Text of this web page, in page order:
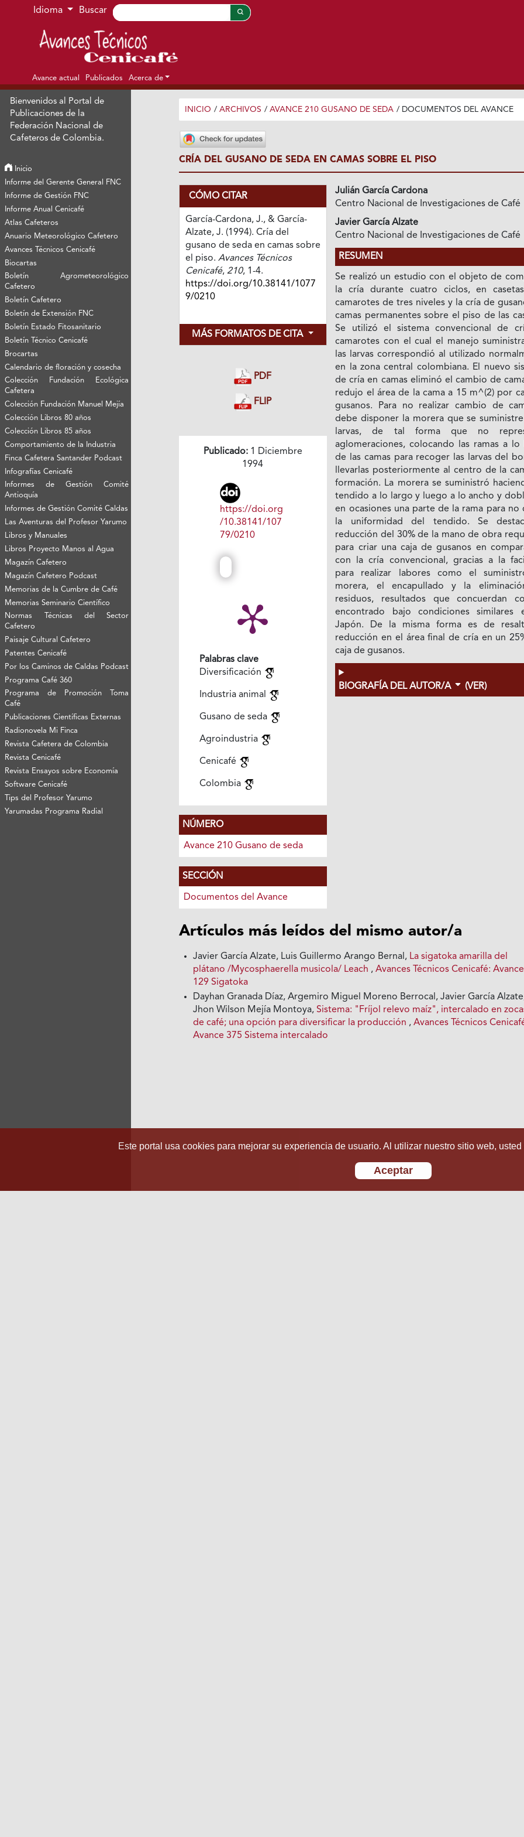
Ir al menú de navegación principal
Ir al contenido principal
Ir al pie de página del sitio
Idioma Buscar
Avance actual Publicados Acerca de
Bienvenidos al Portal de
Publicaciones de la
Federación Nacional de
Cafeteros de Colombia.
Inicio
Informe del Gerente General FNC
Informe de Gestión FNC
Informe Anual Cenicafé
Atlas Cafeteros
Anuario Meteorológico Cafetero
Avances Técnicos Cenicafé
Biocartas
Boletín Agrometeorológico
Cafetero
Boletín Cafetero
Boletín de Extensión FNC
Boletín Estado Fitosanitario
Boletín Técnico Cenicafé
Brocartas
Calendario de floración y cosecha
Colección Fundación Ecológica
Cafetera
Colección Fundación Manuel Mejía
Colección Libros 80 años
Colección Libros 85 años
Comportamiento de la Industria
Finca Cafetera Santander Podcast
Infografías Cenicafé
Informes de Gestión Comité
Antioquía
Informes de Gestión Comité Caldas
Las Aventuras del Profesor Yarumo
Libros y Manuales
Libros Proyecto Manos al Agua
Magazín Cafetero
Magazín Cafetero Podcast
Memorias de la Cumbre de Café
Memorias Seminario Científico
Normas Técnicas del Sector
Cafetero
Paisaje Cultural Cafetero
Patentes Cenicafé
Por los Caminos de Caldas Podcast
Programa Café 360
Programa de Promoción Toma
Café
Publicaciones Científicas Externas
Radionovela Mi Finca
Revista Cafetera de Colombia
Revista Cenicafé
Revista Ensayos sobre Economía
Software Cenicafé
Tips del Profesor Yarumo
Yarumadas Programa Radial
INICIO / ARCHIVOS / AVANCE 210 GUSANO DE SEDA / DOCUMENTOS DEL AVANCE
CRÍA DEL GUSANO DE SEDA EN CAMAS SOBRE EL PISO
CÓMO CITAR
García-Cardona, J., & García-
Alzate, J. (1994). Cría del
gusano de seda en camas sobre
el piso. Avances Técnicos
Cenicafé, 210, 1-4.
https://doi.org/10.38141/1077
9/0210
MÁS FORMATOS DE CITA
PDF
FLIP
Publicado:1 Diciembre
1994
https://doi.org
/10.38141/107
79/0210
Palabras clave
Diversificación
Industria animal
Gusano de seda
Agroindustria
Cenicafé
Colombia
NÚMERO
Avance 210 Gusano de seda
SECCIÓN
Documentos del Avance
Julián García Cardona
Centro Nacional de Investigaciones de Café
Javier García Alzate
Centro Nacional de Investigaciones de Café
RESUMEN
Se realizó un estudio con el objeto de
la cría durante cuatro ciclos, en
camarotes de tres niveles y la cría de
camas permanentes sobre el piso de las
Se utilizó el sistema convencional de
camarotes con el cual el manejo
las larvas correspondió al utilizado
en la zona central colombiana. El nuevo
de cría en camas eliminó el cambio de
redujo el área de la cama a 15 m^(2) por
gusanos. Para no realizar cambio de
debe disponer la morera que se
larvas, de tal forma que no
aglomeraciones, colocando las ramas a lo
de las camas para recoger las larvas del
llevarlas posteriormente al centro de la
formación. La morera se suministró
tendido a lo largo y luego a lo ancho y
en ocasiones una parte de la rama para no
la uniformidad del tendido. Se
reducción del 30% de la mano de obra
para criar una caja de gusanos en
con la cría convencional, gracias a la
para realizar labores como el
morera, el encapullado y la
residuos, resultados que concuerdan
encontrado bajo condiciones similares
Japón. De la misma forma es de
reducción en el área final de cría en un
caja de gusanos.
BIOGRAFÍA DEL AUTOR/A (VER)
Artículos más leídos del mismo autor/a
Javier García Alzate, Luis Guillermo Arango Bernal, La sigatoka amarilla del
plátano /Mycosphaerella musicola/ Leach ,Avances Técnicos Cenicafé: Avance
129 Sigatoka
Dayhan Granada Díaz, Argemiro Miguel Moreno Berrocal, Javier García
Jhon Wilson Mejía Montoya,Sistema: "Fríjol relevo maíz", intercalado en
de café; una opción para diversificar la producción ,Avances Técnicos
Avance 375 Sistema intercalado
Este portal usa cookies para mejorar su experiencia de usuario. Al utilizar nuestro sitio web,
Aceptar